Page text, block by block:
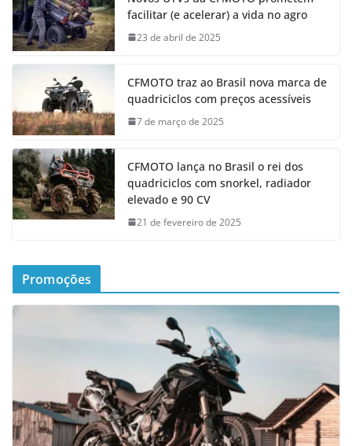
facilitar (e acelerar) a vida no agro
23 de abril de 2025
CFMOTO traz ao Brasil nova marca de
quadriciclos com preços acessíveis
7 de março de 2025
CFMOTO lança no Brasil o rei dos
quadriciclos com snorkel, radiador
elevado e 90 CV
21 de fevereiro de 2025
Promoções